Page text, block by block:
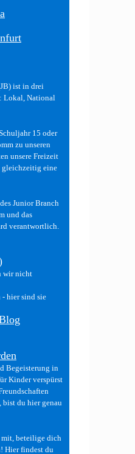
ist in drei
Lokal, National
15 oder
zu unseren
unsere Freizeit
eine
Junior Branch
und das
verantwortlich.
wir nicht
hier sind sie
Begeisterung in
Kinder verspürst
bist du hier genau
beteilige dich
Hier findest du